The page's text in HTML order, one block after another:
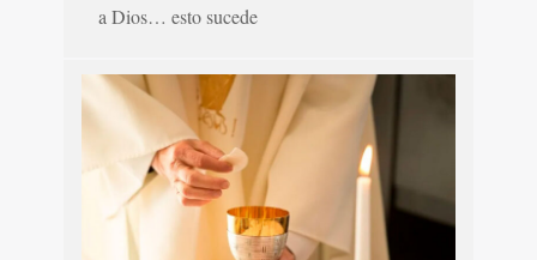
a Dios… esto sucede